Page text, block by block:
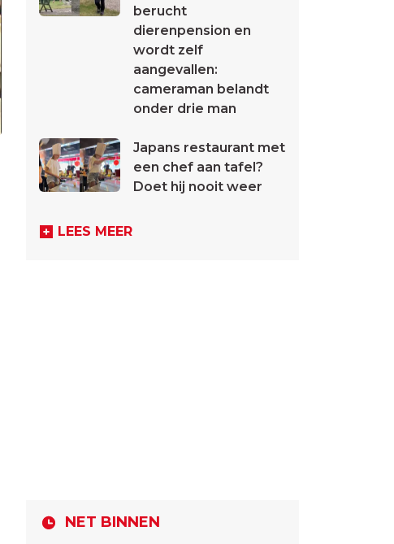
berucht
dierenpension en
wordt zelf
aangevallen:
cameraman belandt
onder drie man
Japans restaurant met
een chef aan tafel?
Doet hij nooit weer
LEES MEER
NET BINNEN